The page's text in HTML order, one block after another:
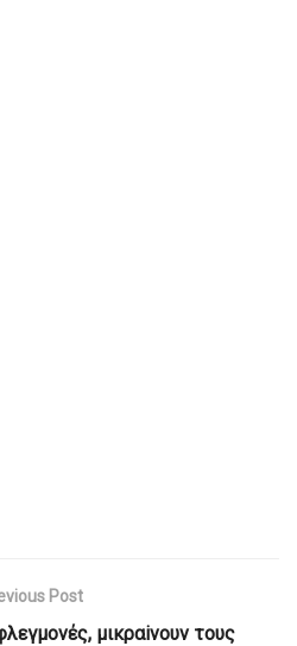
Post
μικραiνουν τους